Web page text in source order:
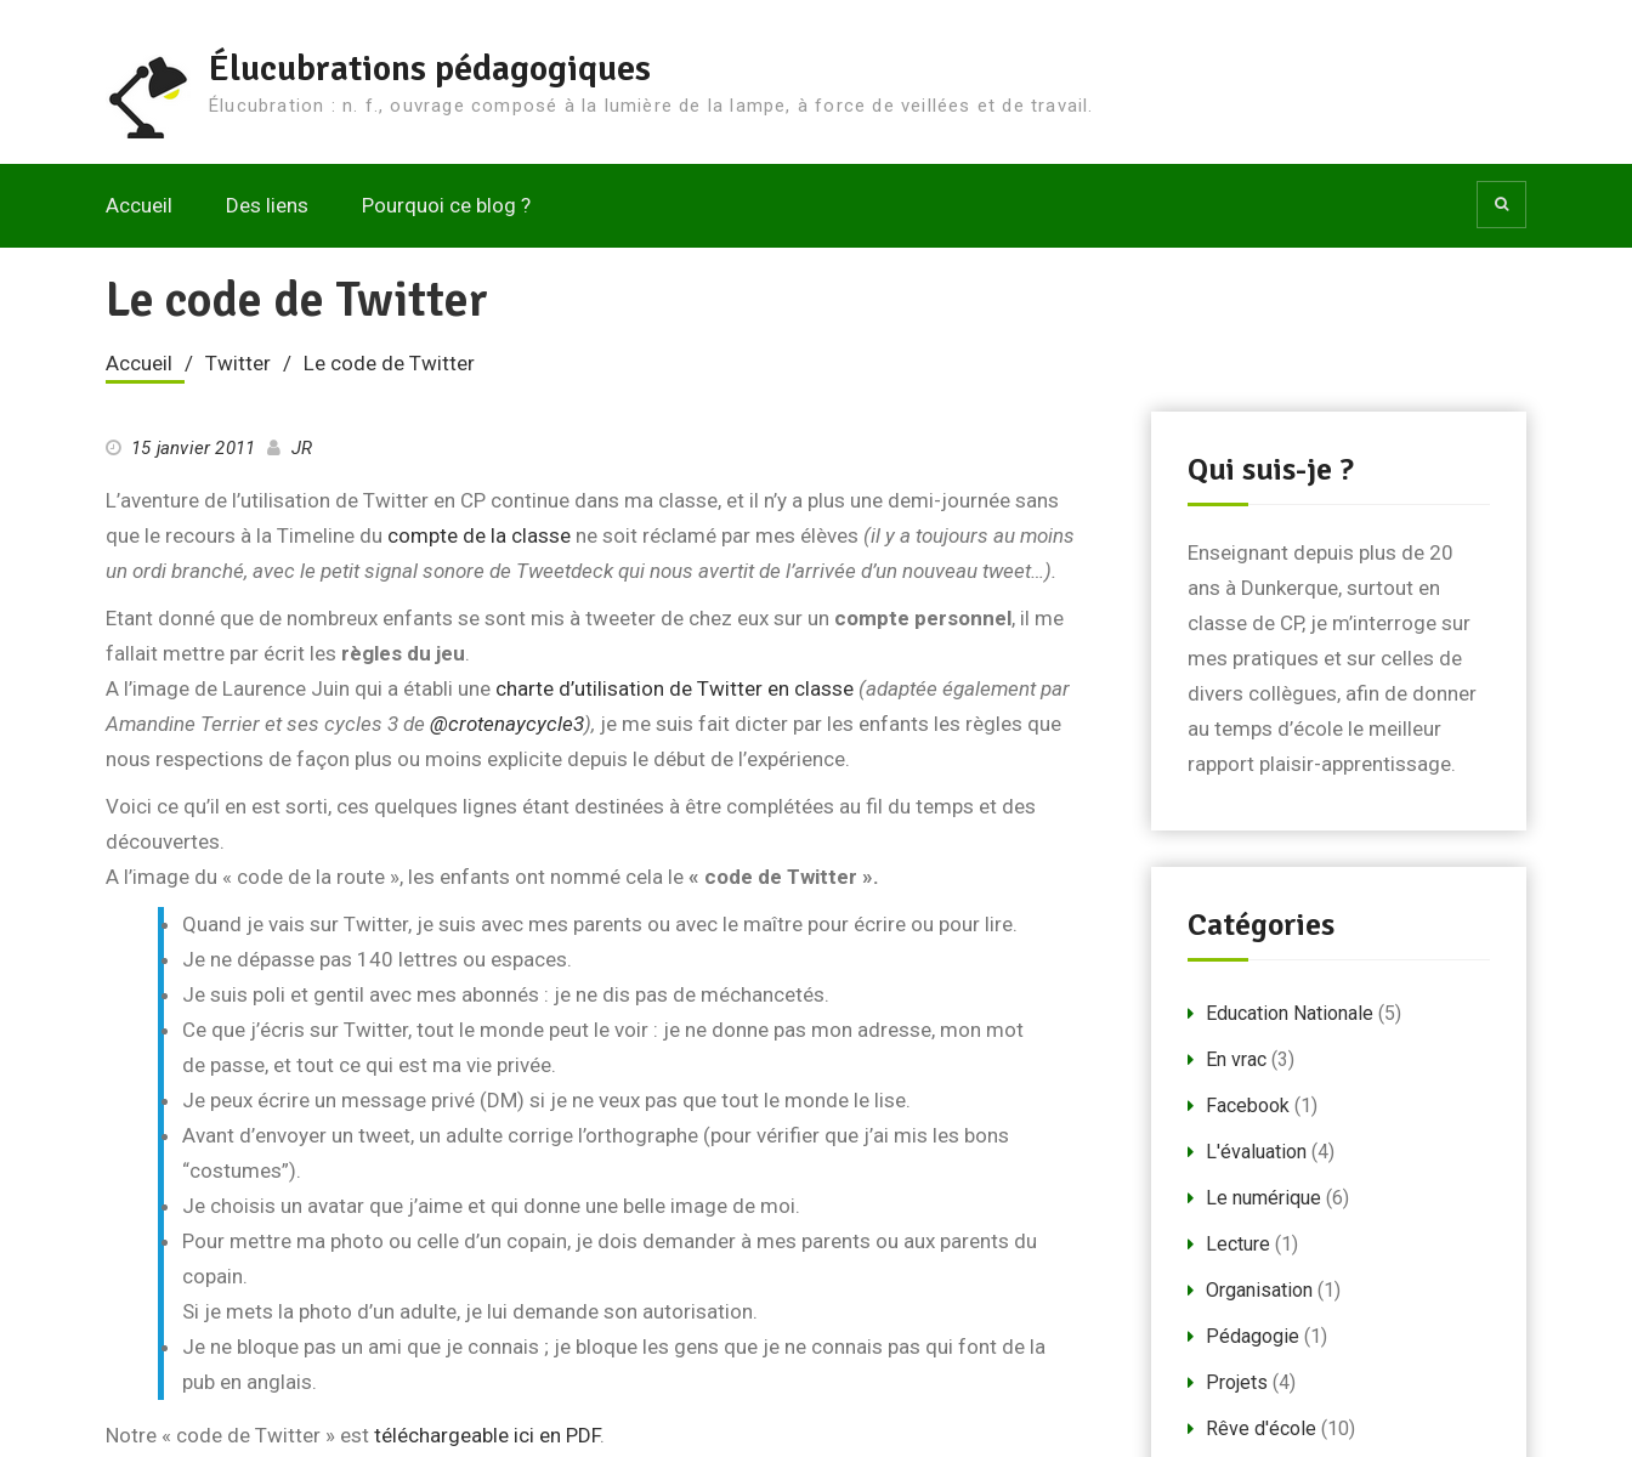
Élucubrations pédagogiques
Élucubration : n. f., ouvrage composé à la lumière de la lampe, à force de veillées et de travail.
Accueil Des liens Pourquoi ce blog ?
Le code de Twitter
Accueil Twitter Le code de Twitter
15 janvier 2011 JR
L’aventure de l’utilisation de Twitter en CP continue dans ma classe, et il n’y a plus une demi-journée sans
que le recours à la Timeline du compte de la classe ne soit réclamé par mes élèves (il y a toujours au moins
un ordi branché, avec le petit signal sonore de Tweetdeck qui nous avertit de l’arrivée d’un nouveau tweet…).
Etant donné que de nombreux enfants se sont mis à tweeter de chez eux sur un compte personnel, il me
fallait mettre par écrit les règles du jeu.
A l’image de Laurence Juin qui a établi une charte d’utilisation de Twitter en classe (adaptée également par
Amandine Terrier et ses cycles 3 de @crotenaycycle3), je me suis fait dicter par les enfants les règles que
nous respections de façon plus ou moins explicite depuis le début de l’expérience.
Voici ce qu’il en est sorti, ces quelques lignes étant destinées à être complétées au fil du temps et des
découvertes.
A l’image du « code de la route », les enfants ont nommé cela le « code de Twitter ».
Quand je vais sur Twitter, je suis avec mes parents ou avec le maître pour écrire ou pour lire.
Je ne dépasse pas 140 lettres ou espaces.
Je suis poli et gentil avec mes abonnés : je ne dis pas de méchancetés.
Ce que j’écris sur Twitter, tout le monde peut le voir : je ne donne pas mon adresse, mon mot
de passe, et tout ce qui est ma vie privée.
Je peux écrire un message privé (DM) si je ne veux pas que tout le monde le lise.
Avant d’envoyer un tweet, un adulte corrige l’orthographe (pour vérifier que j’ai mis les bons
“costumes”).
Je choisis un avatar que j’aime et qui donne une belle image de moi.
Pour mettre ma photo ou celle d’un copain, je dois demander à mes parents ou aux parents du
copain.
Si je mets la photo d’un adulte, je lui demande son autorisation.
Je ne bloque pas un ami que je connais ; je bloque les gens que je ne connais pas qui font de la
pub en anglais.
Notre « code de Twitter » est téléchargeable ici en PDF.
Qui suis-je ?
Enseignant depuis plus de 20
ans à Dunkerque, surtout en
classe de CP, je m’interroge sur
mes pratiques et sur celles de
divers collègues, afin de donner
au temps d’école le meilleur
rapport plaisir-apprentissage.
Catégories
Education Nationale (5)
En vrac (3)
Facebook (1)
L'évaluation (4)
Le numérique (6)
Lecture (1)
Organisation (1)
Pédagogie (1)
Projets (4)
Rêve d'école (10)